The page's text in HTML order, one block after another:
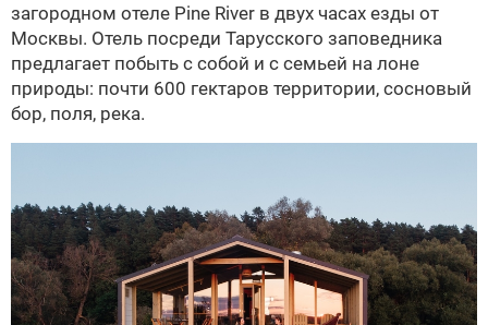
загородном отеле Pine River в двух часах езды от
Москвы. Отель посреди Тарусского заповедника
предлагает побыть с собой и с семьей на лоне
природы: почти 600 гектаров территории, сосновый
бор, поля, река.